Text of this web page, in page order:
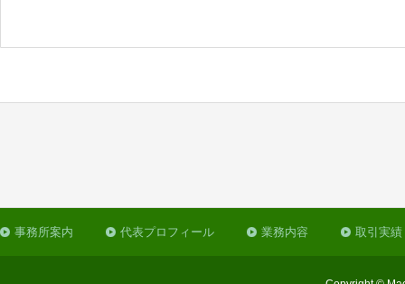
事務所案内 代表プロフィール 業務内容 取引実績